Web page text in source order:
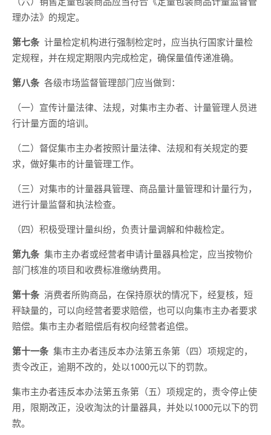
理办法》的规定。
第七条 计量检定机构进行强制检定时，应当执行国家计量检
定规程，并在规定期限内完成检定，确保量值传递准确。
第八条 各级市场监督管理部门应当做到：
（一）宣传计量法律、法规，对集市主办者、计量管理人员进
行计量方面的培训。
（二）督促集市主办者按照计量法律、法规和有关规定的要
求，做好集市的计量管理工作。
（三）对集市的计量器具管理、商品量计量管理和计量行为，
进行计量监督和执法检查。
（四）积极受理计量纠纷，负责计量调解和仲裁检定。
第九条 集市主办者或经营者申请计量器具检定，应当按物价
部门核准的项目和收费标准缴纳费用。
第十条 消费者所购商品，在保持原状的情况下，经复核，短
秤缺量的，可以向经营者要求赔偿，也可以向集市主办者要求
赔偿。集市主办者赔偿后有权向经营者追偿。
第十一条 集市主办者违反本办法第五条第（四）项规定的，
责令改正，逾期不改的，处以1000元以下的罚款。
集市主办者违反本办法第五条第（五）项规定的，责令停止使
用，限期改正，没收淘汰的计量器具，并处以1000元以下的罚
款。